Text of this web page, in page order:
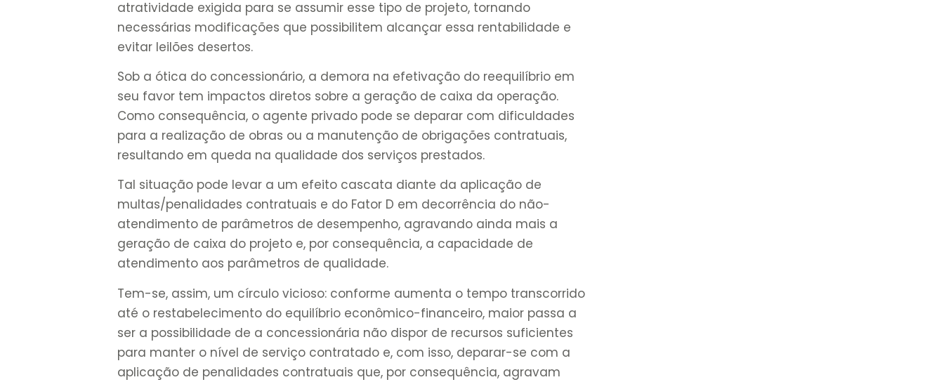
atratividade exigida para se assumir esse tipo de projeto, tornando
necessárias modificações que possibilitem alcançar essa rentabilidade e
evitar leilões desertos.
Sob a ótica do concessionário, a demora na efetivação do reequilíbrio em
seu favor tem impactos diretos sobre a geração de caixa da operação.
Como consequência, o agente privado pode se deparar com dificuldades
para a realização de obras ou a manutenção de obrigações contratuais,
resultando em queda na qualidade dos serviços prestados.
Tal situação pode levar a um efeito cascata diante da aplicação de
multas/penalidades contratuais e do Fator D em decorrência do não-
atendimento de parâmetros de desempenho, agravando ainda mais a
geração de caixa do projeto e, por consequência, a capacidade de
atendimento aos parâmetros de qualidade.
Tem-se, assim, um círculo vicioso: conforme aumenta o tempo transcorrido
até o restabelecimento do equilíbrio econômico-financeiro, maior passa a
ser a possibilidade de a concessionária não dispor de recursos suficientes
para manter o nível de serviço contratado e, com isso, deparar-se com a
aplicação de penalidades contratuais que, por consequência, agravam